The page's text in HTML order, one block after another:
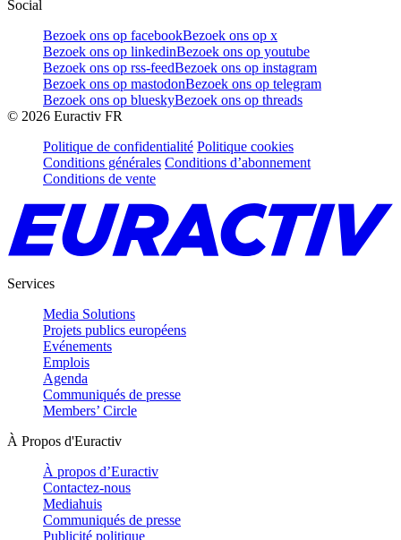
Social
Bezoek ons op facebookBezoek ons op x
Bezoek ons op linkedinBezoek ons op youtube
Bezoek ons op rss-feedBezoek ons op instagram
Bezoek ons op mastodonBezoek ons op telegram
Bezoek ons op blueskyBezoek ons op threads
© 2026 Euractiv FR
Politique de confidentialité Politique cookies
Conditions générales Conditions d’abonnement
Conditions de vente
Services
Media Solutions
Projets publics européens
Evénements
Emplois
Agenda
Communiqués de presse
Members’ Circle
À Propos d'Euractiv
À propos d’Euractiv
Contactez-nous
Mediahuis
Communiqués de presse
Publicité politique